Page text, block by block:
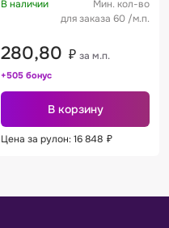
В наличии
Мин. кол-во
для заказа 60 /м.п.
280,80 ₽ за м.п.
+505 бонус
В корзину
Цена за рулон: 16 848 ₽